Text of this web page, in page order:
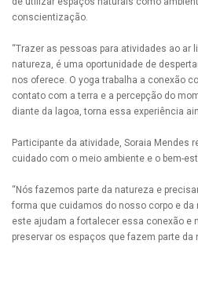
conscientização.
“Trazer as pessoas para atividades ao ar
natureza, é uma oportunidade de
nos oferece. O yoga trabalha a conexão
contato com a terra e a percepção do
diante da lagoa, torna essa experiência
Participante da atividade, Soraia Mendes
cuidado com o meio ambiente e o bem-
“Nós fazemos parte da natureza e
forma que cuidamos do nosso corpo e
este ajudam a fortalecer essa conexão e
preservar os espaços que fazem parte da